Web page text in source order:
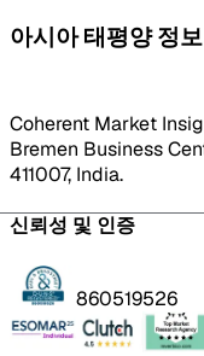
아시아 태평양 정
Coherent Market
Bremen Business
411007, India.
신뢰성 및 인증
860519526